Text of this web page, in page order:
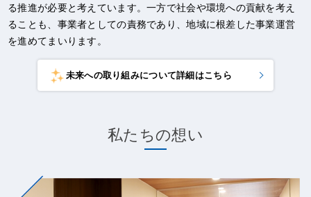
る推進が必要と考えています。一方で社会や環境への貢献を考え
ることも、事業者としての責務であり、地域に根差した事業運営
を進めてまいります。
未来への取り組みについて詳細はこちら
私たちの想い